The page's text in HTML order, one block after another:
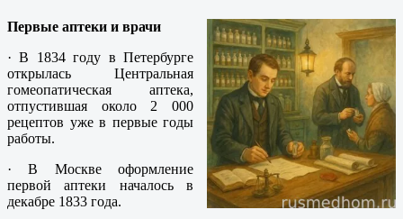
Первые аптеки и врачи
· В 1834 году в Петербурге
открылась Центральная
гомеопатическая аптека,
отпустившая около 2 000
рецептов уже в первые годы
работы.
· В Москве оформление
первой аптеки началось в
декабре 1833 года.